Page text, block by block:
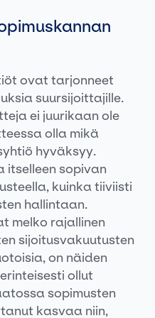
ovat tarjonneet
suursijoittajille.
ei juurikaan ole
olla mikä
hyväksyy.
itselleen sopivan
kuinka tiiviisti
hallintaan.
melko rajallinen
sijoitusvakuutusten
on näiden
ollut
sopimusten
kasvaa niin,